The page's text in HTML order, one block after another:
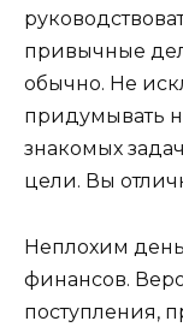
привычные
обычно. Не
придумывать
знакомых
цели. Вы
Неплохим день
финансов.
поступления,